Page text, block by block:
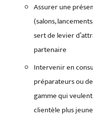
Assurer une
(salons,
sert de levier
partenaire
Intervenir en
préparateurs ou
gamme qui
clientèle plus